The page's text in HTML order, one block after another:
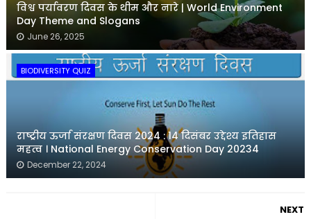
विश्व पर्यावरण दिवस के थीम और नारे | World Environment
Day Theme and Slogans
June 26, 2025
BIODIVERSITY QUIZ
राष्ट्रीय ऊर्जा संरक्षण दिवस 2024 : 14 दिसंबर उद्देश्य इतिहास
महत्व । National Energy Conservation Day 20234
December 22, 2024
NEXT